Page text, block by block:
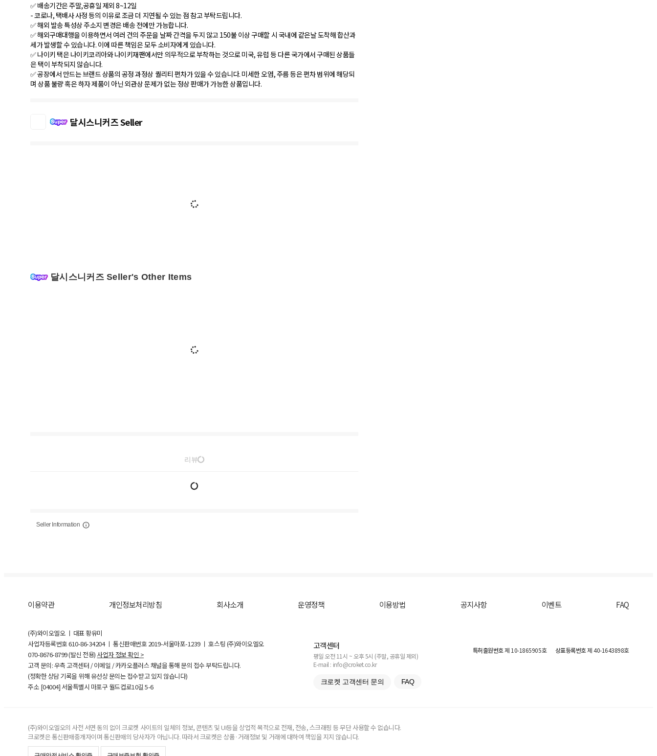
✅ 배송기간은 주말,공휴일 제외 8~12일
- 코로나, 택배사 사정 등의 이유로 조금 더 지연될 수 있는 점 참고 부탁드립니다.
✅ 해외 발송 특성상 주소지 변경은 배송 전에만 가능합니다.
✅ 해외구매대행을 이용하면서 여러 건의 주문을 날짜 간격을 두지 않고 150불 이상 구매할 시 국내에 같은날 도착해 합산과
세가 발생할 수 있습니다. 이에 따른 책임은 모두 소비자에게 있습니다.
✅ 나이키 택은 나이키코리아와 나이키재팬에서만 의무적으로 부착하는 것으로 미국, 유럽 등 다른 국가에서 구매된 상품들
은 택이 부착되지 않습니다.
✅ 공장에서 만드는 브랜드 상품의 공정 과정상 퀄리티 편차가 있을 수 있습니다. 미세한 오염, 주름 등은 편차 범위에 해당되
며 상품 불량 혹은 하자 제품이 아닌 외관상 문제가 없는 정상 판매가 가능한 상품입니다.
달시스니커즈 Seller
달시스니커즈 Seller's Other Items
리뷰
Seller Information
이용약관 개인정보처리방침 회사소개 운영정책 이용방법 공지사항 이벤트 FAQ
(주)와이오엘오 ㅣ 대표 황유미
사업자등록번호610-86-34204ㅣ 통신판매번호 2019-서울마포-1239 ㅣ 호스팅 (주)와이오엘오
070-8676-8799 (발신 전용) 사업자 정보 확인 >
고객 문의: 우측 고객센터 / 이메일 / 카카오플러스 채널을 통해 문의 접수 부탁드립니다.
(정확한 상담 기록을 위해 유선상 문의는 접수받고 있지 않습니다)
주소 [04004] 서울특별시 마포구 월드컵로10길5-6
고객센터
평일 오전 11시 ~ 오후 5시 (주말, 공휴일 제외)
E-mail : info@croket.co.kr
크로켓 고객센터 문의 FAQ
특허출원번호제 10-1865905호 상표등록번호제 40-1643898호
(주)와이오엘오의 사전 서면 동의 없이 크로켓 사이트의 일체의 정보, 콘텐츠 및 UI등을 상업적 목적으로 전재, 전송, 스크래핑 등 무단 사용할 수 없습니다.
크로켓은 통신판매중개자이며 통신판매의 당사자가 아닙니다. 따라서 크로켓은 상품·거래정보 및 거래에 대하여 책임을 지지 않습니다.